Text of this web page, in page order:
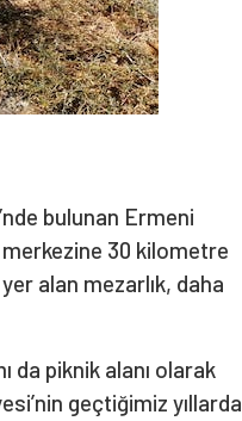
bulunan Ermeni
merkezine 30 kilometre
alan mezarlık, daha
da piknik alanı olarak
geçtiğimiz yıllarda